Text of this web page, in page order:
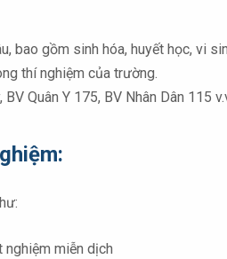
bao gồm sinh hóa, huyết học, vi
thí nghiệm của trường.
Quân Y 175, BV Nhân Dân 115
nghiệm miễn dịch